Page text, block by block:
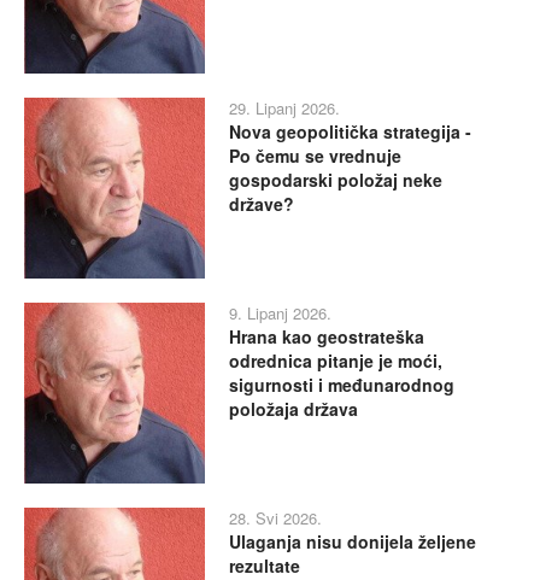
29. Lipanj 2026.
Nova geopolitička strategija -
Po čemu se vrednuje
gospodarski položaj neke
države?
9. Lipanj 2026.
Hrana kao geostrateška
odrednica pitanje je moći,
sigurnosti i međunarodnog
položaja država
28. Svi 2026.
Ulaganja nisu donijela željene
rezultate